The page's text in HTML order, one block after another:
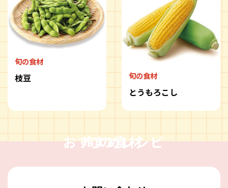
旬の食材
枝豆 旬の食材
とうもろこし
おすすめレシピ
旬の食材